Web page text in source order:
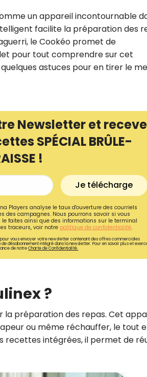
un appareil incontournable
facilite la préparation des
le Cookéo promet de
pour tout comprendre sur cet
astuces pour en tirer le
Newsletter et
SPÉCIAL BRÛLE-
!
Je télécharge
Players analyse le taux d'ouverture des courriels
des campagnes. Nous pourrons savoir si vous
le faites ainsi que des informations sur le terminal
traceurs, voir notre politique de confidentialité.
vous envoyer votre newsletter contenant des offres commerciales
désabonnement intégré dans la newsletter. Pour en savoir plus et
de notreCharte de Confidentialité.
?
la préparation des repas. Cet
ou même réchauffer, le tout
recettes intégrées, il permet de
recettes inédites de
!
Ainsi que la newsletter
CROQ.